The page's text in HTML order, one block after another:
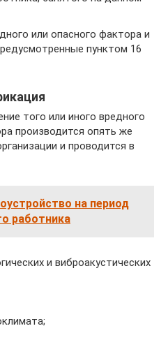
или опасного фактора и
пунктом 16
того или иного вредного
производится опять же
и проводится в
на период
работника
и виброакустических